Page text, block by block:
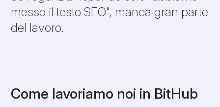
messo il testo SEO", manca gran parte
del lavoro.
Come lavoriamo noi in BitHub